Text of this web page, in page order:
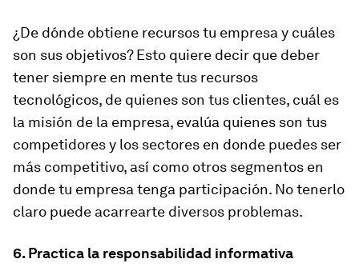
¿De dónde obtiene recursos tu empresa y cuáles
son sus objetivos? Esto quiere decir que deber
tener siempre en mente tus recursos
tecnológicos, de quienes son tus clientes, cuál es
la misión de la empresa, evalúa quienes son tus
competidores y los sectores en donde puedes ser
más competitivo, así como otros segmentos en
donde tu empresa tenga participación. No tenerlo
claro puede acarrearte diversos problemas.
6. Practica la responsabilidad informativa